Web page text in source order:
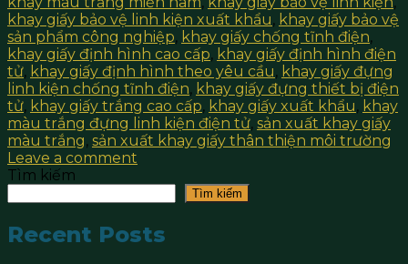
khay giấy bảo vệ linh kiện xuất khẩu, khay giấy bảo vệ
sản phẩm công nghiệp, khay giấy chống tĩnh điện,
khay giấy định hình cao cấp, khay giấy định hình điện
tử, khay giấy định hình theo yêu cầu, khay giấy đựng
linh kiện chống tĩnh điện, khay giấy đựng thiết bị điện
tử, khay giấy trắng cao cấp, khay giấy xuất khẩu, khay
màu trắng đựng linh kiện điện tử, sản xuất khay giấy
màu trắng, sản xuất khay giấy thân thiện môi trường
Leave a comment
Tìm kiếm
Tìm kiếm
Recent Posts